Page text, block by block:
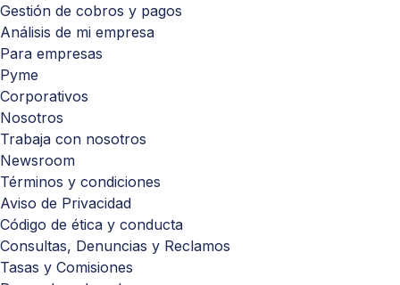
Gestión de cobros y pagos
Análisis de mi empresa
Para empresas
Pyme
Corporativos
Nosotros
Trabaja con nosotros
Newsroom
Términos y condiciones
Aviso de Privacidad
Código de ética y conducta
Consultas, Denuncias y Reclamos
Tasas y Comisiones